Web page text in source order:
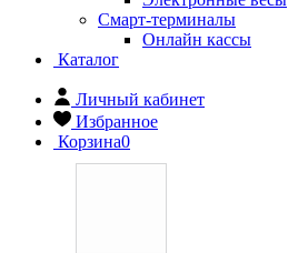
Смарт-терминалы
Онлайн кассы
Каталог
Личный кабинет
Избранное
Корзина0